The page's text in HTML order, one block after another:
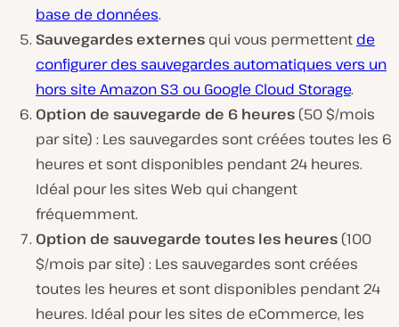
base de données.
Sauvegardes externes qui vous permettent de
configurer des sauvegardes automatiques vers un
hors site Amazon S3 ou Google Cloud Storage.
Option de sauvegarde de 6 heures (50 $/mois
par site) : Les sauvegardes sont créées toutes les 6
heures et sont disponibles pendant 24 heures.
Idéal pour les sites Web qui changent
fréquemment.
Option de sauvegarde toutes les heures (100
$/mois par site) : Les sauvegardes sont créées
toutes les heures et sont disponibles pendant 24
heures. Idéal pour les sites de eCommerce, les